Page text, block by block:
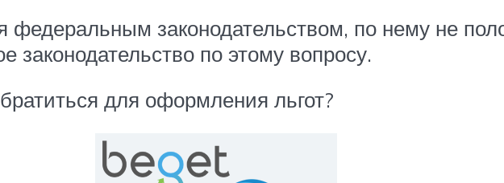
федеральным законодательством, по нему не
законодательство по этому вопросу.
для оформления льгот?